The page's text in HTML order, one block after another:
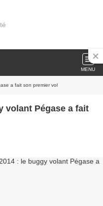
MENU
a fait son premier vol
volant Pégase a fait